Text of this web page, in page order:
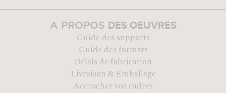
A PROPOS DES OEUVRES
Guide des supports
Guide des formats
Délais de fabrication
Livraison & Emballage
Accrocher vos cadres